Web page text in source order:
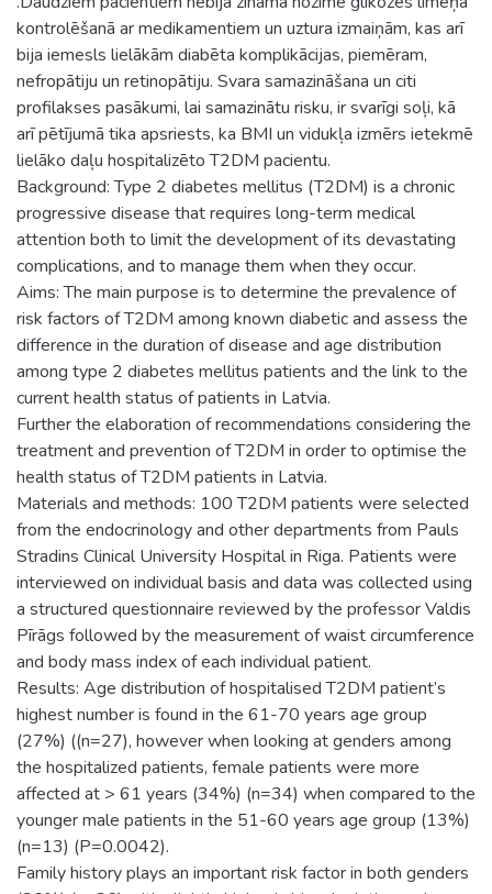
kontrolēšanā ar medikamentiem un uztura izmaiņām, kas arī
bija iemesls lielākām diabēta komplikācijas, piemēram,
nefropātiju un retinopātiju. Svara samazināšana un citi
profilakses pasākumi, lai samazinātu risku, ir svarīgi soļi, kā
arī pētījumā tika apsriests, ka BMI un vidukļa izmērs ietekmē
lielāko daļu hospitalizēto T2DM pacientu.
Background: Type 2 diabetes mellitus (T2DM) is a chronic
progressive disease that requires long-term medical
attention both to limit the development of its devastating
complications, and to manage them when they occur.
Aims: The main purpose is to determine the prevalence of
risk factors of T2DM among known diabetic and assess the
difference in the duration of disease and age distribution
among type 2 diabetes mellitus patients and the link to the
current health status of patients in Latvia.
Further the elaboration of recommendations considering the
treatment and prevention of T2DM in order to optimise the
health status of T2DM patients in Latvia.
Materials and methods: 100 T2DM patients were selected
from the endocrinology and other departments from Pauls
Stradins Clinical University Hospital in Riga. Patients were
interviewed on individual basis and data was collected using
a structured questionnaire reviewed by the professor Valdis
Pīrāgs followed by the measurement of waist circumference
and body mass index of each individual patient.
Results: Age distribution of hospitalised T2DM patient’s
highest number is found in the 61-70 years age group
(27%) ((n=27), however when looking at genders among
the hospitalized patients, female patients were more
affected at > 61 years (34%) (n=34) when compared to the
younger male patients in the 51-60 years age group (13%)
(n=13) (P=0.0042).
Family history plays an important risk factor in both genders